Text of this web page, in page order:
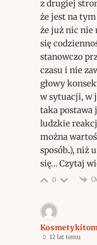
z drugiej
że jest na
że już nic nie
się
stanowczo
czasu i nie
głowy
w sytuacji, w
taka postawa
ludzkie
można
sposób..), niż
się…Czytaj
0
12 lat temu